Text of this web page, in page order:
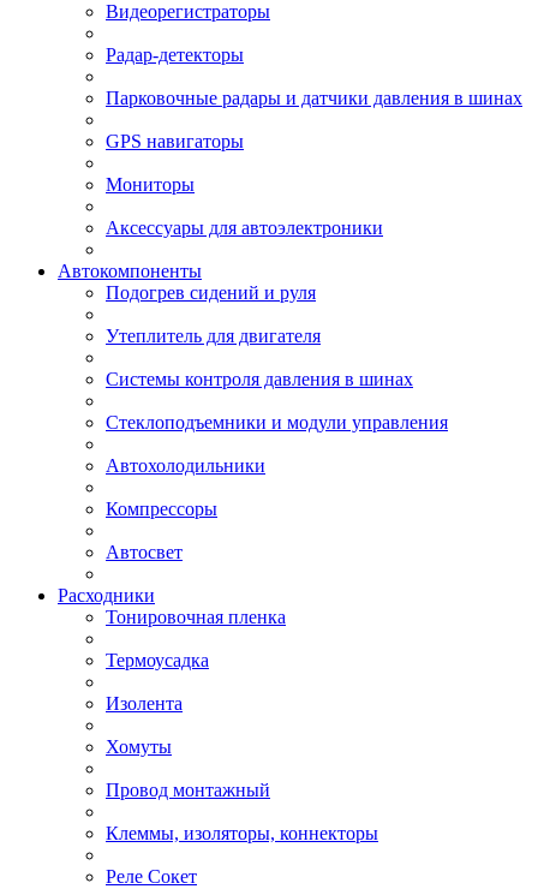
Видеорегистраторы
Радар-детекторы
Парковочные радары и датчики давления в шинах
GPS навигаторы
Мониторы
Аксессуары для автоэлектроники
Автокомпоненты
Подогрев сидений и руля
Утеплитель для двигателя
Системы контроля давления в шинах
Стеклоподъемники и модули управления
Автохолодильники
Компрессоры
Автосвет
Расходники
Тонировочная пленка
Термоусадка
Изолента
Хомуты
Провод монтажный
Клеммы, изоляторы, коннекторы
Реле Сокет